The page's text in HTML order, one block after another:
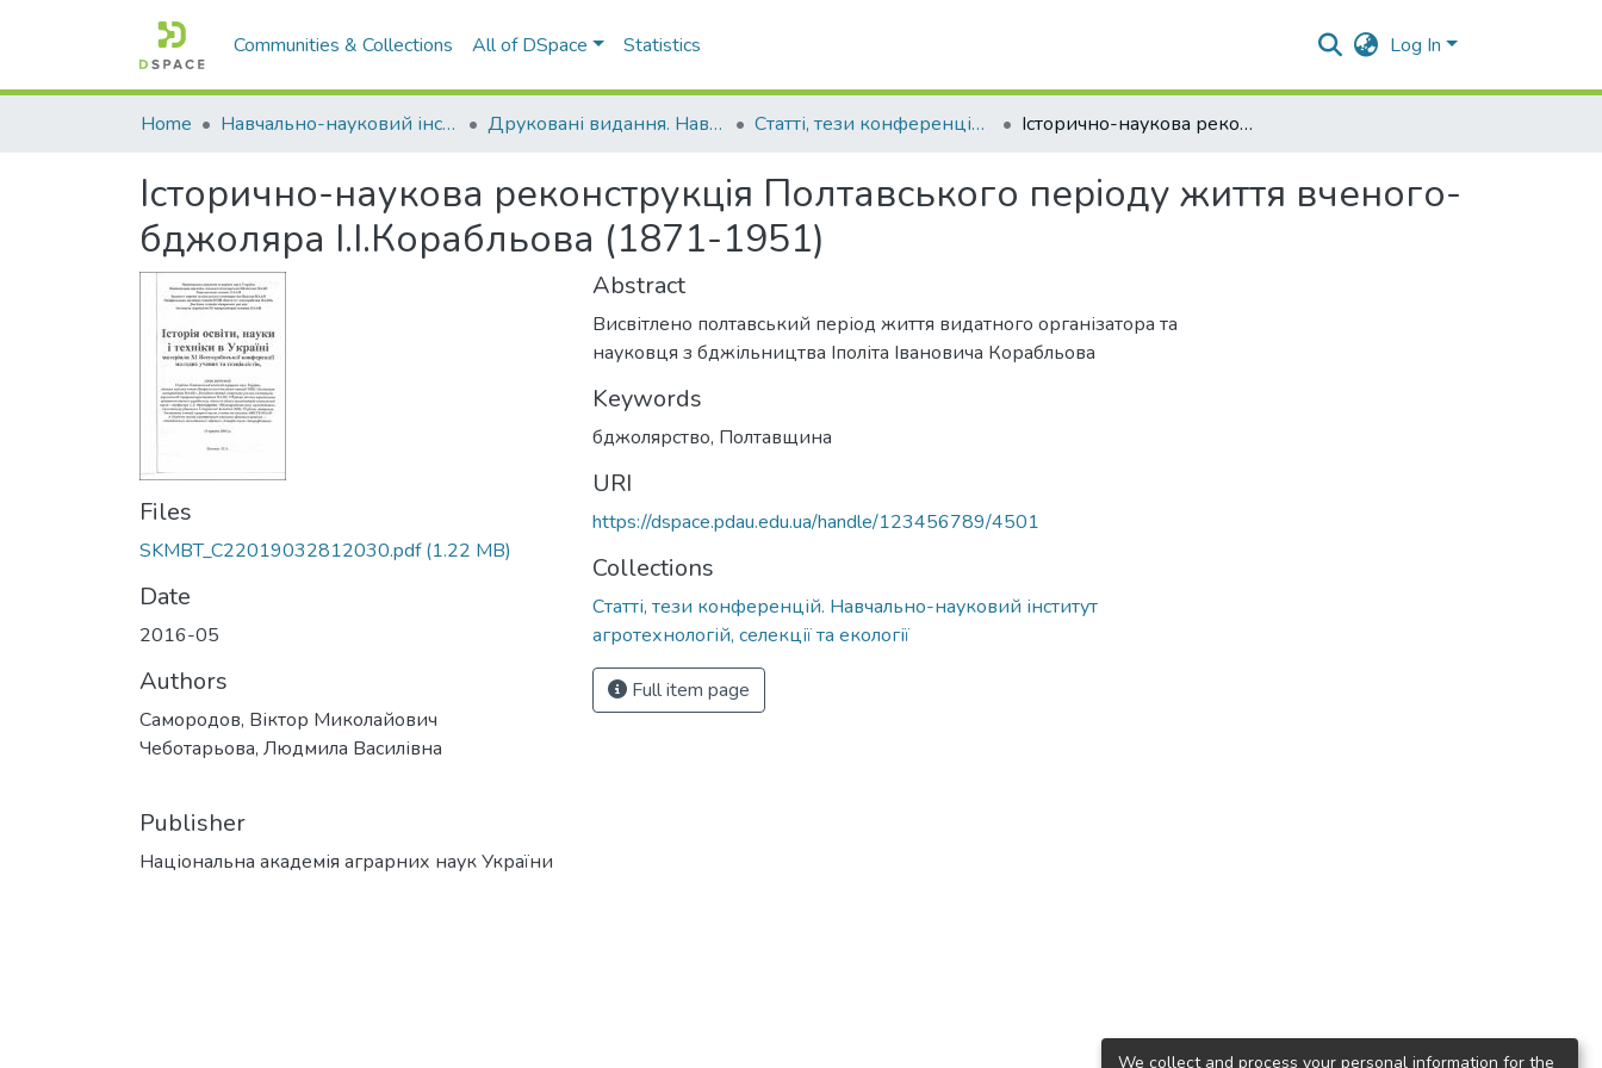
Communities & Collections All of DSpace Statistics Log In
Home Навчально-науковий інститут агротехнологій, селекції та екології Друковані видання. Навчально-науковий інститут агротехнологій, селекції та екології Статті, тези конференцій. Навчально-науковий інститут агротехнологій, селекції та екології Історично-наукова реконструкція Полтавського періоду життя вченого-бджоляра І.І.Корабльова (1871-1951)
Історично-наукова реконструкція Полтавського періоду життя вченого-
бджоляра І.І.Корабльова (1871-1951)
Files
SKMBT_C22019032812030.pdf(1.22 MB)
Date
2016-05
Authors
Самородов, Віктор Миколайович
Чеботарьова, Людмила Василівна
Publisher
Національна академія аграрних наук України
Abstract
Висвітлено полтавський період життя видатного організатора та
науковця з бджільництва Іполіта Івановича Корабльова
Keywords
бджолярство, Полтавщина
URI
https://dspace.pdau.edu.ua/handle/123456789/4501
Collections
Статті, тези конференцій. Навчально-науковий інститут
агротехнологій, селекції та екології
Full item page
We collect and process your personal information for the